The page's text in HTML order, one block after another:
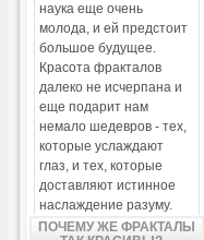
наука еще очень
молода, и ей предстоит
большое будущее.
Красота фракталов
далеко не исчерпана и
еще подарит нам
немало шедевров - тех,
которые услаждают
глаз, и тех, которые
доставляют истинное
наслаждение разуму.
ПОЧЕМУ ЖЕ ФРАКТАЛЫ